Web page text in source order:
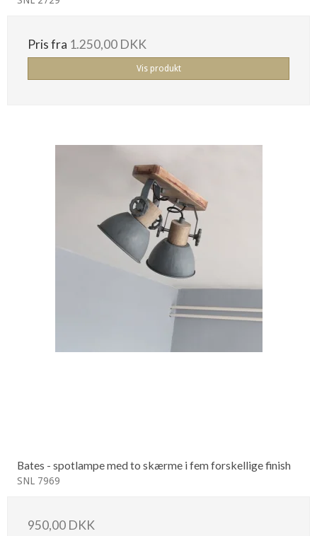
Pris fra 1.250,00 DKK
Vis produkt
Bates - spotlampe med to skærme i fem forskellige finish
SNL 7969
950,00 DKK